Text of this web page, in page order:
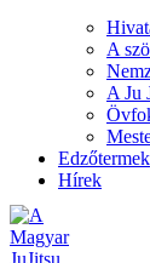
A
A Ju
Edzőtermek
Hírek